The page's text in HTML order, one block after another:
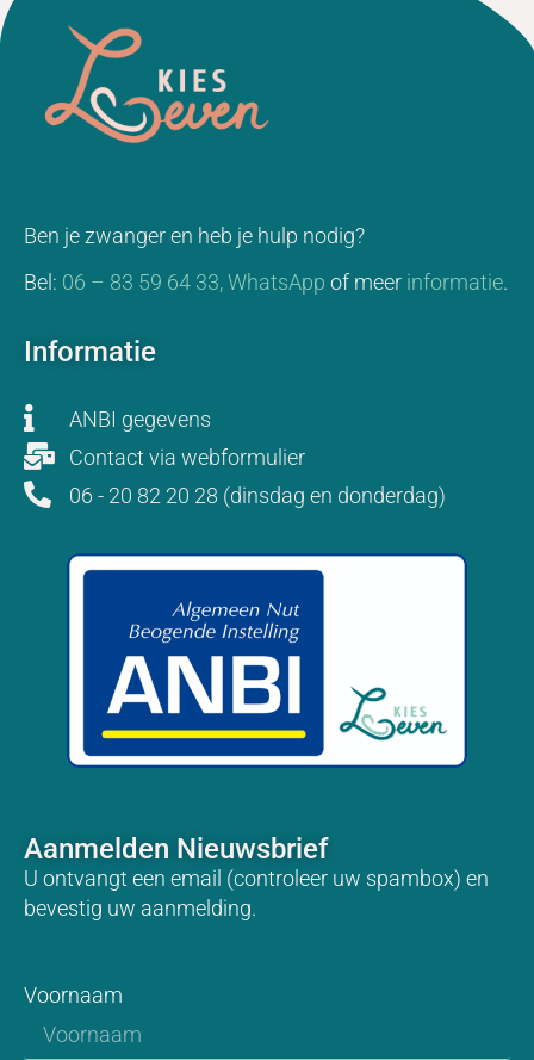
Ben je zwanger en heb je hulp nodig?
Bel: 06 – 83 59 64 33,WhatsApp of meer informatie.
Informatie
ANBI gegevens
Contact via webformulier
06 - 20 82 20 28 (dinsdag en donderdag)
Aanmelden Nieuwsbrief
U ontvangt een email (controleer uw spambox) en
bevestig uw aanmelding.
Voornaam